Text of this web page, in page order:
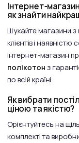
Інтернет-
як знайти
Шукайте магазини з
клієнтів і
інтернет-магазин
полікотонз
по всій країні.
Як вибрати
ціною та якістю?
Орієнтуйтесь на
комплекті та